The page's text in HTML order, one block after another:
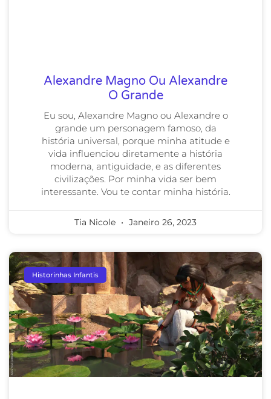
Alexandre Magno Ou Alexandre
O Grande
Eu sou, Alexandre Magno ou Alexandre o
grande um personagem famoso, da
história universal, porque minha atitude e
vida influenciou diretamente a história
moderna, antiguidade, e as diferentes
civilizações. Por minha vida ser bem
interessante. Vou te contar minha história.
Tia Nicole Janeiro 26, 2023
Historinhas Infantis